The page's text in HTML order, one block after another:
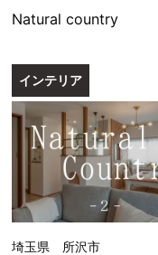
Natural country
インテリア
埼玉県 所沢市